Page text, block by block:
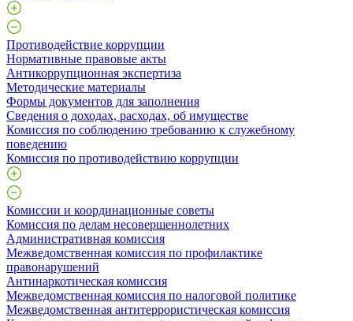
Противодействие коррупции
Нормативные правовые акты
Антикоррупционная экспертиза
Методические материалы
Формы документов для заполнения
Сведения о доходах, расходах, об имуществе
Комиссия по соблюдению требованию к служебному
поведению
Комиссия по противодействию коррупции
Комиссии и координационные советы
Комиссия по делам несовершеннолетних
Административная комиссия
Межведомственная комиссия по профилактике
правонарушений
Антинаркотическая комиссия
Межведомственная комиссия по налоговой политике
Межведомственная антитеррористическая комиссия